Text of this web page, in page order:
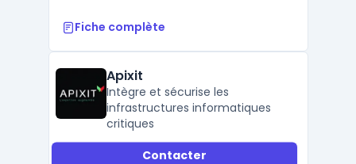
Fiche complète
Apixit
Intègre et sécurise les
infrastructures informatiques
critiques
Contacter